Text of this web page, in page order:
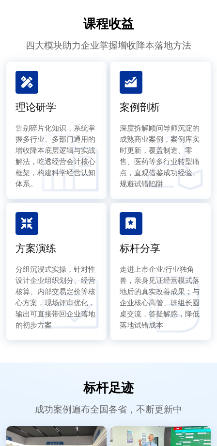
课程收益
四大模块助力企业掌握增收降本落地方法
理论研学
告别碎片化知识，系统掌
握多行业、多部门通用的
增收降本底层逻辑与实战
解法，吃透经营会计核心
框架，构建科学经营认知
体系。
案例剖析
深度拆解顾问导师沉淀的
成熟商业案例，案例库实
时更新，覆盖制造、零
售、医药等多行业转型痛
点，直观借鉴成功经验、
规避试错陷阱
方案演练
分组沉浸式实操，针对性
设计企业组织划分、经营
核算、内部交易定价等核
心方案，现场评审优化，
输出可直接带回企业落地
的初步方案
标杆分享
走进上市企业/行业独角
兽，亲身见证经营模式落
地后的真实改善成果；与
企业核心高管、班组长圆
桌交流，答疑解惑，降低
落地试错成本
标杆足迹
成功案例遍布全国各省，不断更新中